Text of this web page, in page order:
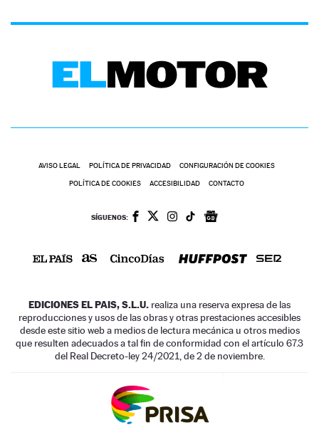
AVISO LEGAL POLÍTICA DE PRIVACIDAD CONFIGURACIÓN DE COOKIES
POLÍTICA DE COOKIES ACCESIBILIDAD CONTACTO
SÍGUENOS:
EDICIONES EL PAIS, S.L.U. realiza una reserva expresa de las
reproducciones y usos de las obras y otras prestaciones accesibles
desde este sitio web a medios de lectura mecánica u otros medios
que resulten adecuados a tal fin de conformidad con el artículo 67.3
del Real Decreto-ley 24/2021, de 2 de noviembre.